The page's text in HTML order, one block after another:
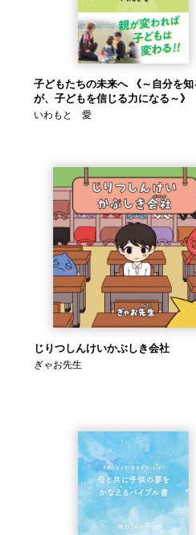
子どもたちの未来へ 《～自分を知
が、子どもを信じる力になる～》
いわもと 愛
じりつしんけいかぶしき会社
ぎゃお先生